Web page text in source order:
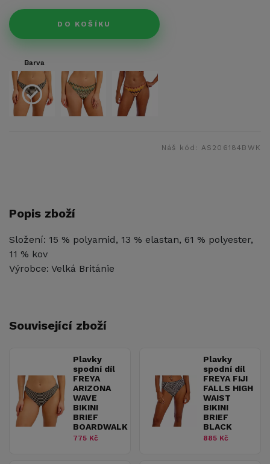
DO KOŠÍKU
Barva
Náš kód: AS206184BWK
Popis zboží
Složení: 15 % polyamid, 13 % elastan, 61 % polyester,
11 % kov
Výrobce: Velká Británie
Související zboží
Plavky
spodní díl
FREYA
ARIZONA
WAVE
BIKINI
BRIEF
BOARDWALK
775 Kč
Plavky
spodní díl
FREYA FIJI
FALLS HIGH
WAIST
BIKINI
BRIEF
BLACK
885 Kč